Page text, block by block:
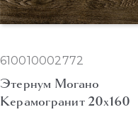
610010002772
Этернум Могано
Керамогранит 20x160